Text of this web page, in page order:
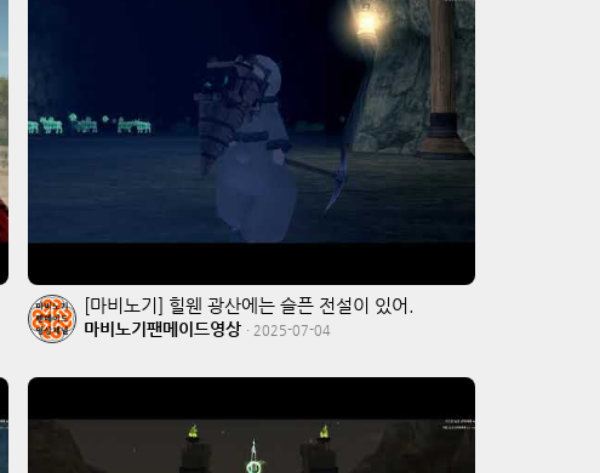
[마비노기] 힐웬 광산에는 슬픈 전설이 있어.
마비노기팬메이드영상 · 2025-07-04